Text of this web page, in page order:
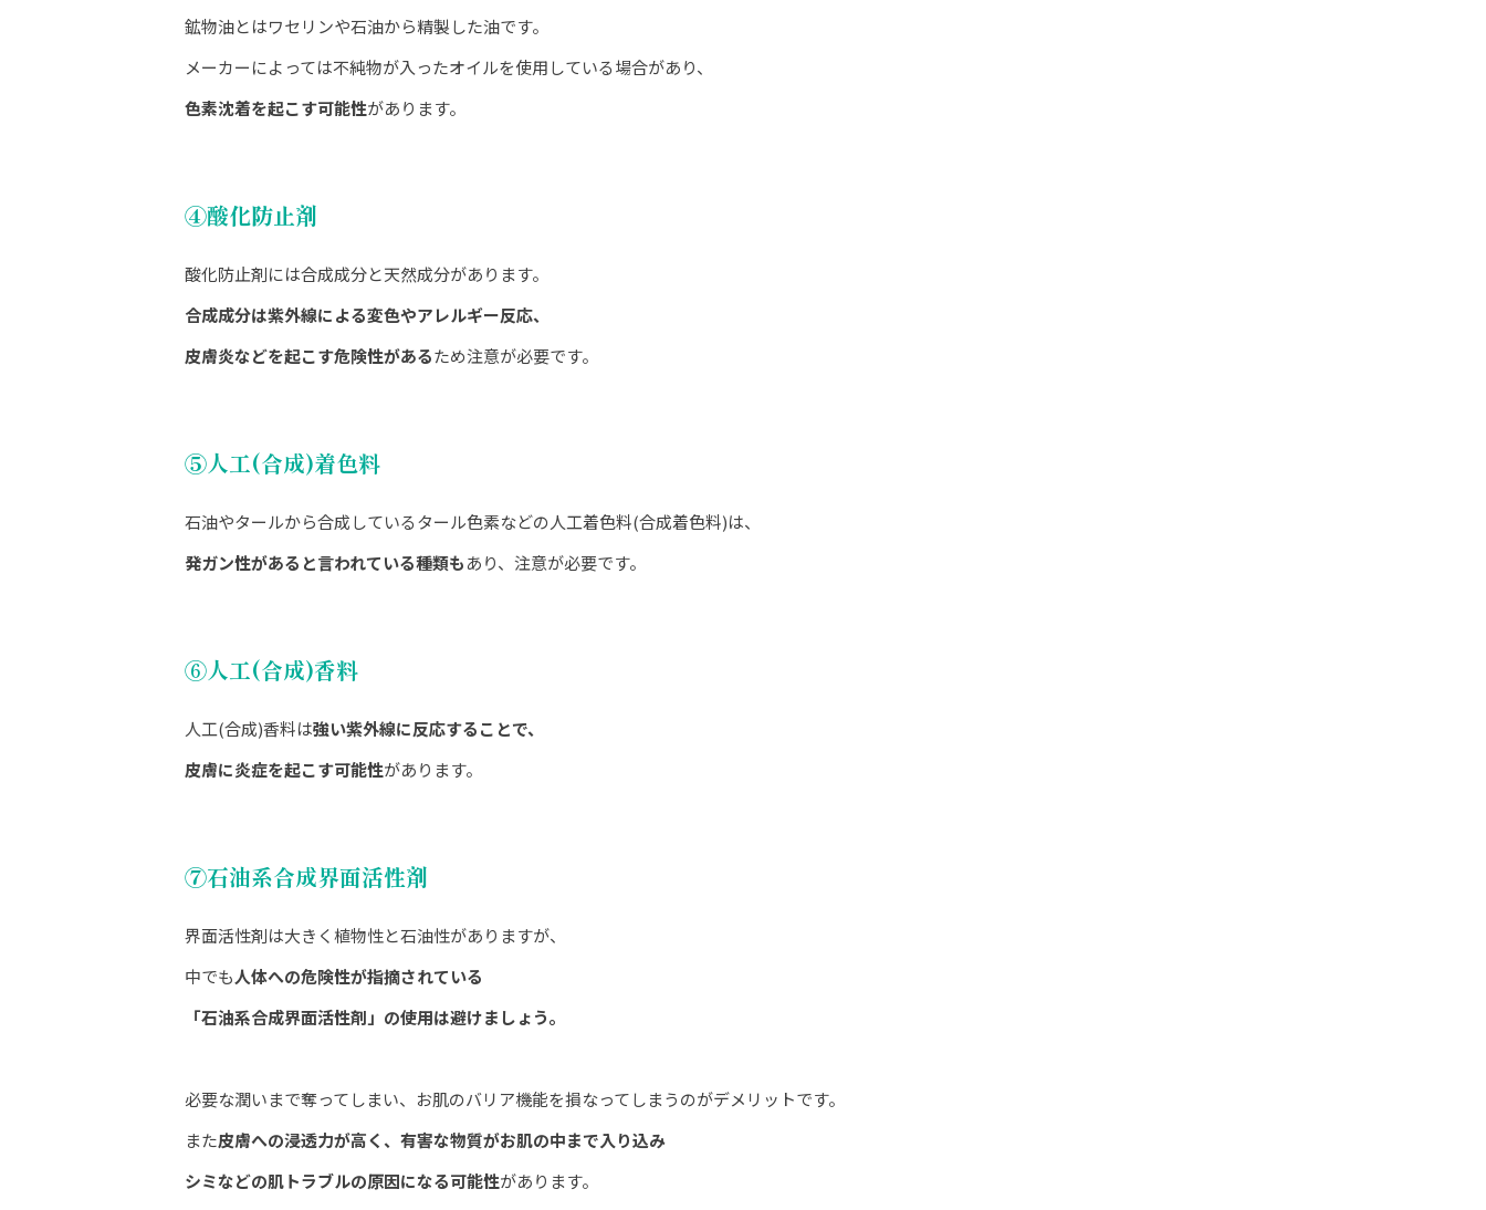
鉱物油とはワセリンや石油から精製した油です。
メーカーによっては不純物が入ったオイルを使用している場合があり、
色素沈着を起こす可能性があります。
④酸化防止剤
酸化防止剤には合成成分と天然成分があります。
合成成分は紫外線による変色やアレルギー反応、
皮膚炎などを起こす危険性があるため注意が必要です。
⑤人工(合成)着色料
石油やタールから合成しているタール色素などの人工着色料(合成着色料)は、
発ガン性があると言われている種類もあり、注意が必要です。
⑥人工(合成)香料
人工(合成)香料は強い紫外線に反応することで、
皮膚に炎症を起こす可能性があります。
⑦石油系合成界面活性剤
界面活性剤は大きく植物性と石油性がありますが、
中でも人体への危険性が指摘されている
「石油系合成界面活性剤」の使用は避けましょう。
必要な潤いまで奪ってしまい、お肌のバリア機能を損なってしまうのがデメリットです。
また皮膚への浸透力が高く、有害な物質がお肌の中まで入り込み
シミなどの肌トラブルの原因になる可能性があります。